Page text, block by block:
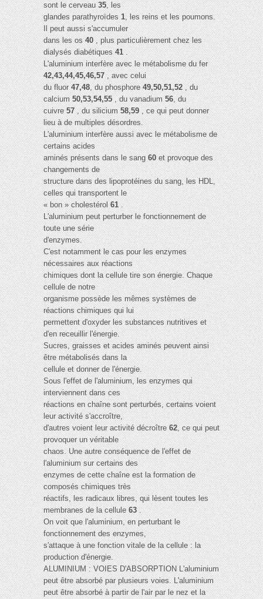
sont le cerveau35, les
glandes parathyroïdes1, les reins et les poumons.
Il peut aussi s'accumuler
dans les os40, plus particulièrement chez les
dialysés diabétiques41.
L'aluminium interfère avec le métabolisme du fer
42,43,44,45,46,57, avec celui
du fluor47,48, du phosphore49,50,51,52, du
calcium50,53,54,55, du vanadium56, du
cuivre57, du silicium58,59, ce qui peut donner
lieu à de multiples désordres.
L'aluminium interfère aussi avec le métabolisme de
certains acides
aminés présents dans le sang 60et provoque des
changements de
structure dans des lipoprotéines du sang, les HDL,
celles qui transportent le
« bon » cholestérol61.
L'aluminium peut perturber le fonctionnement de
toute une série
d'enzymes.
C'est notamment le cas pour les enzymes
nécessaires aux réactions
chimiques dont la cellule tire son énergie. Chaque
cellule de notre
organisme possède les mêmes systèmes de
réactions chimiques qui lui
permettent d'oxyder les substances nutritives et
d'en receuillir l'énergie.
Sucres, graisses et acides aminés peuvent ainsi
être métabolisés dans la
cellule et donner de l'énergie.
Sous l'effet de l'aluminium, les enzymes qui
interviennent dans ces
réactions en chaîne sont perturbés, certains voient
leur activité s'accroître,
d'autres voient leur activité décroître62, ce qui peut
provoquer un véritable
chaos. Une autre conséquence de l'effet de
l'aluminium sur certains des
enzymes de cette chaîne est la formation de
composés chimiques très
réactifs, les radicaux libres, qui lèsent toutes les
membranes de la cellule63.
On voit que l'aluminium, en perturbant le
fonctionnement des enzymes,
s'attaque à une fonction vitale de la cellule : la
production d'énergie.
ALUMINIUM : VOIES D'ABSORPTION L'aluminium
peut être absorbé par plusieurs voies. L'aluminium
peut être absorbé à partir de l'air par le nez et la